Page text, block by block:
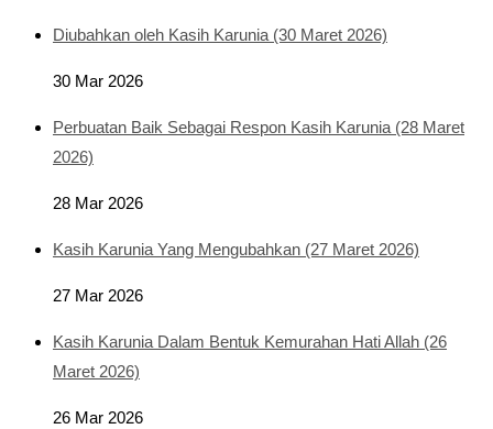
Diubahkan oleh Kasih Karunia (30 Maret 2026)
30 Mar 2026
Perbuatan Baik Sebagai Respon Kasih Karunia (28 Maret
2026)
28 Mar 2026
Kasih Karunia Yang Mengubahkan (27 Maret 2026)
27 Mar 2026
Kasih Karunia Dalam Bentuk Kemurahan Hati Allah (26
Maret 2026)
26 Mar 2026